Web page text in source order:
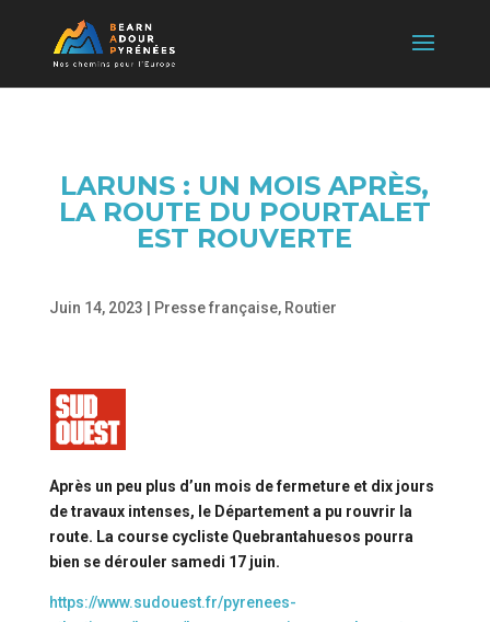
LARUNS : UN MOIS APRÈS,
LA ROUTE DU POURTALET
EST ROUVERTE
Juin 14, 2023 Presse française, Routier
Après un peu plus d’un mois de fermeture et dix jours
de travaux intenses, le Département a pu rouvrir la
route. La course cycliste Quebrantahuesos pourra
bien se dérouler samedi 17 juin.
https://www.sudouest.fr/pyrenees-